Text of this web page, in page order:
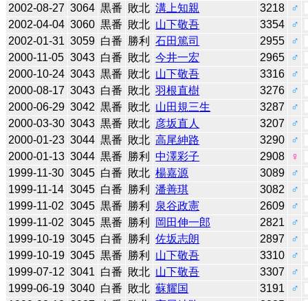
2002-08-27 3064 黒番 敗北 溝上知親 3218
♂
2002-04-04 3060 黒番 敗北 山下敬吾 3354
♂
2002-01-31 3059 白番 勝利 石田篤司 2955
♂
2000-11-05 3043 白番 敗北 今井一宏 2965
♂
2000-10-24 3043 黒番 敗北 山下敬吾 3316
♂
2000-08-17 3043 白番 敗北 羽根直樹 3276
♂
2000-06-29 3042 黒番 敗北 山田規三生 3287
♂
2000-03-30 3043 黒番 敗北 彦坂直人 3207
♂
2000-01-23 3044 黒番 敗北 高尾紳路 3290
♂
2000-01-13 3044 黒番 勝利 中澤彩子 2908
♀
1999-11-30 3045 白番 敗北 楊嘉源 3089
♂
1999-11-14 3045 白番 勝利 潘善琪 3082
♂
1999-11-02 3045 黒番 勝利 泉谷政憲 2609
♂
1999-11-02 3045 黒番 勝利 岡田伸一郎 2821
♂
1999-10-19 3045 白番 勝利 佐坂志朗 2897
♂
1999-10-19 3045 黒番 勝利 山下敬吾 3310
♂
1999-07-12 3041 白番 敗北 山下敬吾 3307
♂
1999-06-19 3040 白番 敗北 蘇耀国 3191
♂